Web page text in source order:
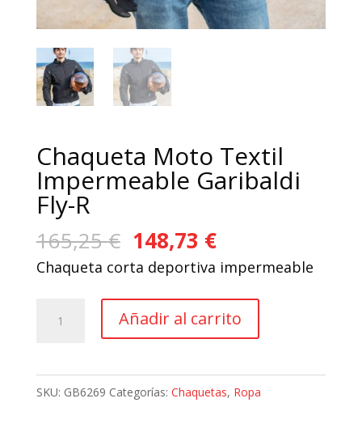
Chaqueta Moto Textil
Impermeable Garibaldi
Fly-R
165,25€ El
precio
era:
165,25 €.
148,73 €El
precio
es:
148,73 €.
Chaqueta corta deportiva impermeable
Añadir al carrito
SKU: GB6269 Categorías: Chaquetas, Ropa